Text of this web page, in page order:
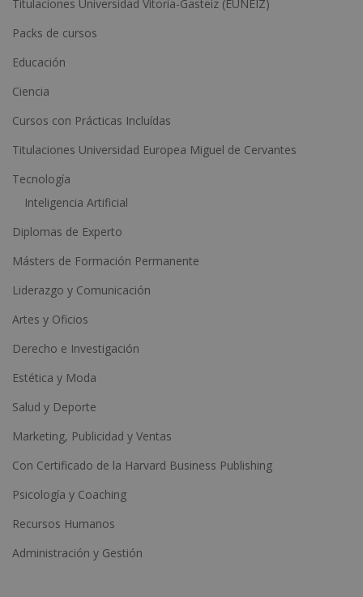
r
n
i
v
e
Titulaciones Universidad Vitoria-Gasteiz (EUNEIZ)
Packs de cursos
Educación
Ciencia
Cursos con Prácticas Incluídas
Titulaciones Universidad Europea Miguel de Cervantes
Tecnología
Inteligencia Artificial
Diplomas de Experto
Másters de Formación Permanente
Liderazgo y Comunicación
Artes y Oficios
Derecho e Investigación
Estética y Moda
Salud y Deporte
Marketing, Publicidad y Ventas
Con Certificado de la Harvard Business Publishing
Psicología y Coaching
Recursos Humanos
Administración y Gestión